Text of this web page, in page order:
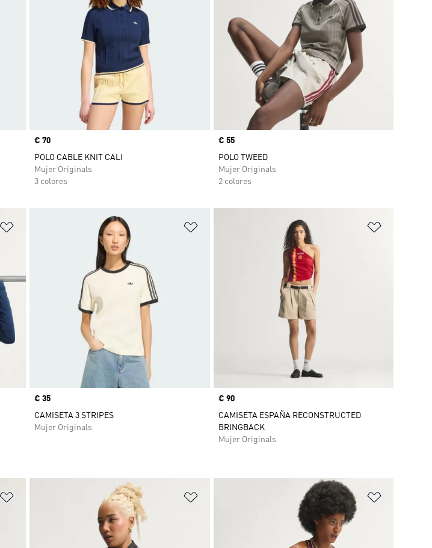
Precio
€ 70
POLO CABLE KNIT CALI
Mujer Originals
3 colores
Precio
€ 55
POLO TWEED
Mujer Originals
2 colores
Añadir a la lista de deseos Añadir a la lista de deseos
Precio
€ 35
CAMISETA 3 STRIPES
Mujer Originals
Precio
€ 90
CAMISETA ESPAÑA RECONSTRUCTED
BRINGBACK
Mujer Originals
Añadir a la lista de deseos Añadir a la lista de deseos